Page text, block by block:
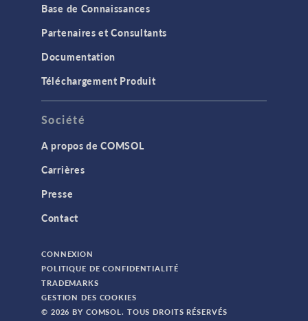
Base de Connaissances
Partenaires et Consultants
Documentation
Téléchargement Produit
Société
A propos de COMSOL
Carrières
Presse
Contact
CONNEXION
POLITIQUE DE CONFIDENTIALITÉ
TRADEMARKS
GESTION DES COOKIES
© 2026 BY COMSOL. TOUS DROITS RÉSERVÉS